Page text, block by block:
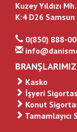
Kuzey Yıldızı
K:4 D26 Samsun
0(850) 888-
BRANŞLARIMIZ
Kasko
İşyeri
Konut
Tamamlayıcı